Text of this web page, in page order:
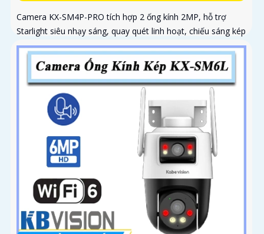
Camera KX-SM4P-PRO tích hợp 2 ống kính 2MP, hỗ trợ
Starlight siêu nhạy sáng, quay quét linh hoạt, chiếu sáng kép
thông minh và LED ánh sáng ấm 30m. Công nghệ AI-ISP kết
hợp cảm biến lớn tối ưu hình ảnh ban đêm